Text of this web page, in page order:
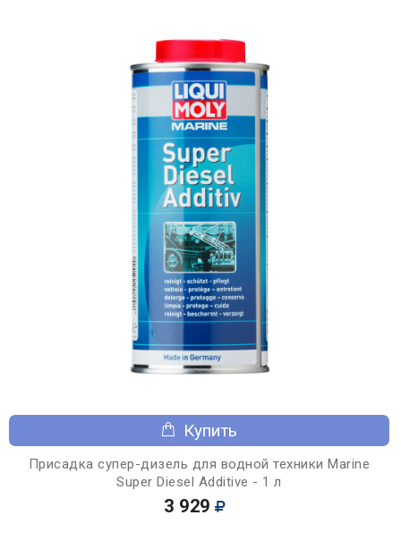
Купить
Присадка супер-дизель для водной техники Marine
Super Diesel Additive - 1 л
3 929